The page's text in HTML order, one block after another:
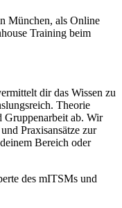
München, als Online
Training beim
dir das Wissen zu
Theorie
Gruppenarbeit ab. Wir
Praxisansätze zur
Bereich oder
des mITSMs und